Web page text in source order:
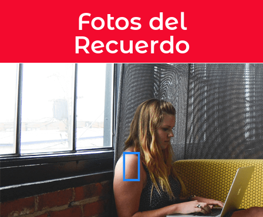
Fotos del
Recuerdo